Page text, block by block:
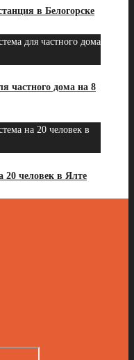
в Белогорске
частного дома на 8
20 человек в Ялте